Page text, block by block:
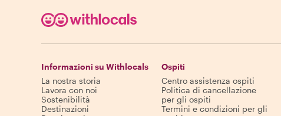
Informazioni su Withlocals
La nostra storia
Lavora con noi
Sostenibilità
Destinazioni
Ospiti
Centro assistenza ospiti
Politica di cancellazione
per gli ospiti
Termini e condizioni per gli